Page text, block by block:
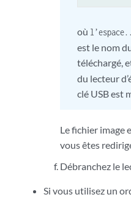
où
est le nom
téléchargé,
du lecteur
clé USB est
Le fichier image
vous êtes
Débranchez le
Si vous utilisez un